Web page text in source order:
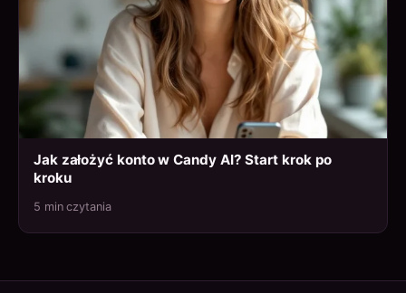
Jak założyć konto w Candy AI? Start krok po
kroku
5 min czytania